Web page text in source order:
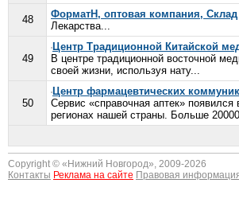
48
ФорматН, оптовая компания, Склад
Лекарства...
49
Центр Традиционной Китайской
В центре традиционной восточной
своей жизни, используя нату...
50
Центр фармацевтических
Сервис «справочная аптек»
регионах нашей страны. Больше
Copyright © « Нижний Новгород», 2009-2026
Контакты Реклама на сайте Правовая